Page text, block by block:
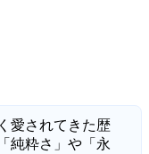
愛されてきた歴
純粋さ」や「永